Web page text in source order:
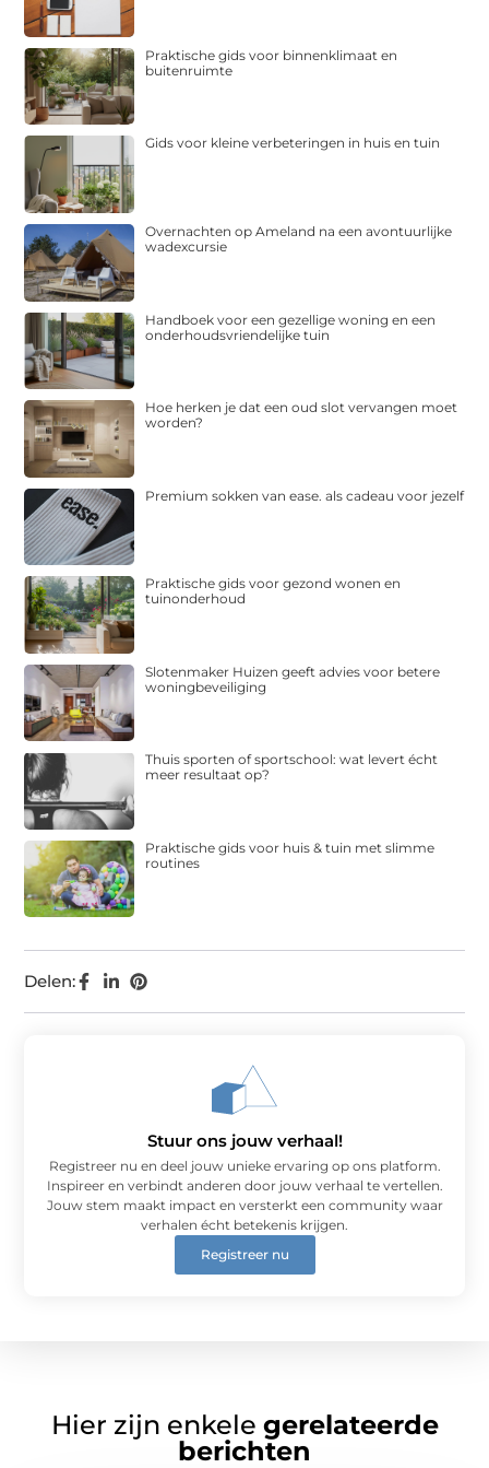
Delen:
Praktische gids voor binnenklimaat en
buitenruimte
Gids voor kleine verbeteringen in huis en tuin
Overnachten op Ameland na een avontuurlijke
wadexcursie
Handboek voor een gezellige woning en een
onderhoudsvriendelijke tuin
Hoe herken je dat een oud slot vervangen moet
worden?
Premium sokken van ease. als cadeau voor jezelf
Praktische gids voor gezond wonen en
tuinonderhoud
Slotenmaker Huizen geeft advies voor betere
woningbeveiliging
Thuis sporten of sportschool: wat levert écht
meer resultaat op?
Praktische gids voor huis & tuin met slimme
routines
Stuur ons jouw verhaal!
Registreer nu en deel jouw unieke ervaring op ons platform.
Inspireer en verbindt anderen door jouw verhaal te vertellen.
Jouw stem maakt impact en versterkt een community waar
verhalen écht betekenis krijgen.
Registreer nu
Hier zijn enkele gerelateerde
berichten